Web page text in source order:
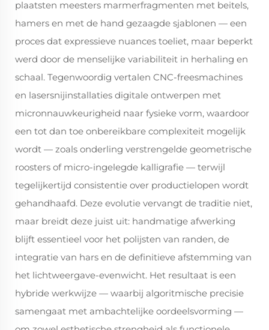
plaatsten meesters marmerfragmenten met beitels,
hamers en met de hand gezaagde sjablonen — een
proces dat expressieve nuances toeliet, maar beperkt
werd door de menselijke variabiliteit in herhaling en
schaal. Tegenwoordig vertalen CNC-freesmachines
en lasersnijinstallaties digitale ontwerpen met
micronnauwkeurigheid naar fysieke vorm, waardoor
een tot dan toe onbereikbare complexiteit mogelijk
wordt — zoals onderling verstrengelde geometrische
roosters of micro-ingelegde kalligrafie — terwijl
tegelijkertijd consistentie over productielopen wordt
gehandhaafd. Deze evolutie vervangt de traditie niet,
maar breidt deze juist uit: handmatige afwerking
blijft essentieel voor het polijsten van randen, de
integratie van hars en de definitieve afstemming van
het lichtweergave-evenwicht. Het resultaat is een
hybride werkwijze — waarbij algoritmische precisie
samengaat met ambachtelijke oordeelsvorming —